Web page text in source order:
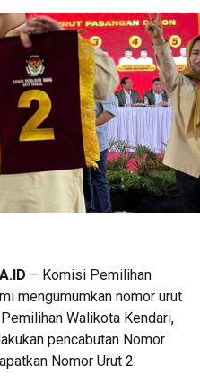
– Komisi Pemilihan
mengumumkan nomor urut
Walikota Kendari,
pencabutan Nomor
Nomor Urut 2.